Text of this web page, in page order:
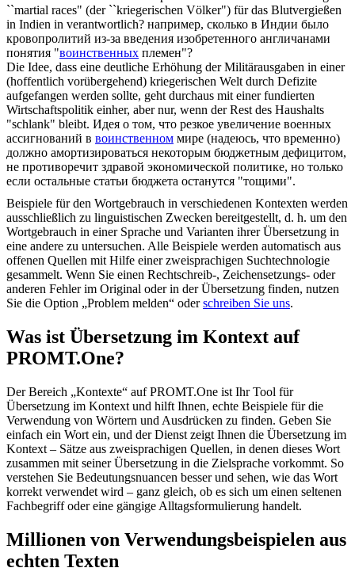
``martial races" (der ``kriegerischen Völker") für das Blutvergießen
in Indien in verantwortlich? например, сколько в Индии было
кровопролитий из-за введения изобретенного англичанами
понятия "воинственных племен"?
Die Idee, dass eine deutliche Erhöhung der Militärausgaben in einer
(hoffentlich vorübergehend) kriegerischen Welt durch Defizite
aufgefangen werden sollte, geht durchaus mit einer fundierten
Wirtschaftspolitik einher, aber nur, wenn der Rest des Haushalts
"schlank" bleibt. Идея о том, что резкое увеличение военных
ассигнований в воинственном мире (надеюсь, что временно)
должно амортизироваться некоторым бюджетным дефицитом,
не противоречит здравой экономической политике, но только
если остальные статьи бюджета останутся "тощими".
Beispiele für den Wortgebrauch in verschiedenen Kontexten werden
ausschließlich zu linguistischen Zwecken bereitgestellt, d. h. um den
Wortgebrauch in einer Sprache und Varianten ihrer Übersetzung in
eine andere zu untersuchen. Alle Beispiele werden automatisch aus
offenen Quellen mit Hilfe einer zweisprachigen Suchtechnologie
gesammelt. Wenn Sie einen Rechtschreib-, Zeichensetzungs- oder
anderen Fehler im Original oder in der Übersetzung finden, nutzen
Sie die Option „Problem melden“ oderschreiben Sie uns.
Was ist Übersetzung im Kontext auf
PROMT.One?
Der Bereich „Kontexte“ auf PROMT.One ist Ihr Tool für
Übersetzung im Kontext und hilft Ihnen, echte Beispiele für die
Verwendung von Wörtern und Ausdrücken zu finden. Geben Sie
einfach ein Wort ein, und der Dienst zeigt Ihnen die Übersetzung im
Kontext – Sätze aus zweisprachigen Quellen, in denen dieses Wort
zusammen mit seiner Übersetzung in die Zielsprache vorkommt. So
verstehen Sie Bedeutungsnuancen besser und sehen, wie das Wort
korrekt verwendet wird – ganz gleich, ob es sich um einen seltenen
Fachbegriff oder eine gängige Alltagsformulierung handelt.
Millionen von Verwendungsbeispielen aus
echten Texten